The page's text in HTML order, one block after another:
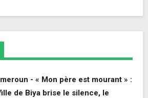
- « Mon père est mourant » :
de Biya brise le silence, le